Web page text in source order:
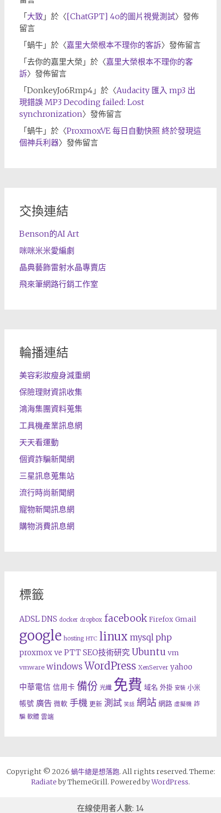
「 大致 」於〈[ChatGPT] 4o的圖片視覺測試〉發佈
留言
「 蝸牛」於〈嘉里大榮根本不理你的客訴〉發佈留言
「 去你的嘉里大榮 」於〈嘉里大榮根本不理你的客
訴〉發佈留言
「 DonkeyJo6Rmp4」於〈Audacity 匯入 mp3 出
現錯誤 MP3 Decoding failed: Lost
synchronization〉發佈留言
「 蝸牛」於〈ProxmoxVE 每日自動快照 終於發現這
個神兵利器〉發佈留言
交換連結
Benson的AI Art
咪咪米米愛編劇
晶典藝飾雷射水晶專賣店
飛來筆網路行銷工作室
輪播連結
美容彩妝瘦身減重網
保險理財資訊收集
鴻海集團資料蒐集
工具機產業訊息網
天天看運動
個資詐騙新聞網
三星訊息蒐集站
流行時尚新聞網
寵物新聞訊息網
購物消費訊息網
標籤
ADSL DNS docker dropbox facebook Firefox Gmail
google hosting HTC linux mysql php
proxmox ve PTT SEO技術研究 Ubuntu vm
vmware windows WordPress XenServer yahoo
中華電信 信用卡 備份 光纖 免費 域名 外掛 安裝 小米
帳號 廣告 微軟 手機 更新 測試 笑話 網站 網路 虛擬機 詐
騙 軟體 雲端
Copyright © 2026 蝸牛總是想落跑. All rights reserved. Theme:
Radiateby ThemeGrill. Powered byWordPress.
在線使用者人數: 14